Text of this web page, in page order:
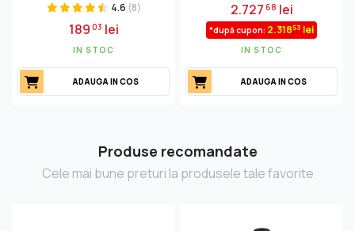
4.6 (8)
18903 lei
IN STOC
ADAUGA IN COS
2.72768 lei
*după cupon: 2.31853 lei
IN STOC
ADAUGA IN COS
Produse recomandate
Cele mai bune preturi la produsele tale favorite